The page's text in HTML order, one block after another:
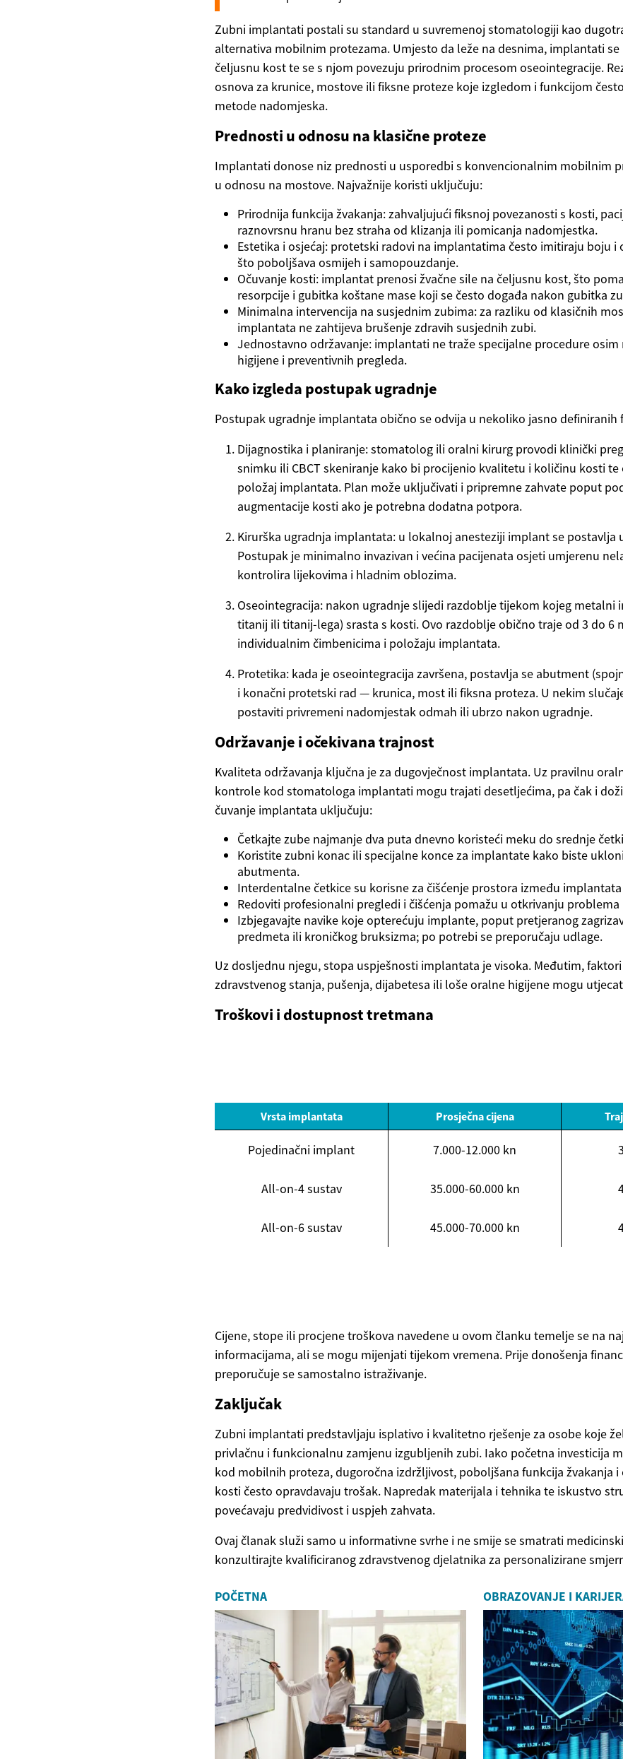
Zubni implantati postali su standard u suvremenoj stomatologiji kao
alternativa mobilnim protezama. Umjesto da leže na desnima, implantati
čeljusnu kost te se s njom povezuju prirodnim procesom oseointegracije.
osnova za krunice, mostove ili fiksne proteze koje izgledom i funkcijom
metode nadomjeska.
Prednosti u odnosu na klasične proteze
Implantati donose niz prednosti u usporedbi s konvencionalnim mobilnim
u odnosu na mostove. Najvažnije koristi uključuju:
Prirodnija funkcija žvakanja: zahvaljujući fiksnoj povezanosti s kosti,
raznovrsnu hranu bez straha od klizanja ili pomicanja nadomjestka.
Estetika i osjećaj: protetski radovi na implantatima često imitiraju boju
što poboljšava osmijeh i samopouzdanje.
Očuvanje kosti: implantat prenosi žvačne sile na čeljusnu kost, što
resorpcije i gubitka koštane mase koji se često događa nakon gubitka
Minimalna intervencija na susjednim zubima: za razliku od klasičnih
implantata ne zahtijeva brušenje zdravih susjednih zubi.
Jednostavno održavanje: implantati ne traže specijalne procedure
higijene i preventivnih pregleda.
Kako izgleda postupak ugradnje
Postupak ugradnje implantata obično se odvija u nekoliko jasno definiranih
Dijagnostika i planiranje: stomatolog ili oralni kirurg provodi klinički
snimku ili CBCT skeniranje kako bi procijenio kvalitetu i količinu kosti
položaj implantata. Plan može uključivati i pripremne zahvate poput
augmentacije kosti ako je potrebna dodatna potpora.
Kirurška ugradnja implantata: u lokalnoj anesteziji implant se postavlja
Postupak je minimalno invazivan i većina pacijenata osjeti umjerenu
kontrolira lijekovima i hladnim oblozima.
Oseointegracija: nakon ugradnje slijedi razdoblje tijekom kojeg metalni
titanij ili titanij-lega) srasta s kosti. Ovo razdoblje obično traje od 3 do 6
individualnim čimbenicima i položaju implantata.
Protetika: kada je oseointegracija završena, postavlja se abutment
i konačni protetski rad — krunica, most ili fiksna proteza. U nekim
postaviti privremeni nadomjestak odmah ili ubrzo nakon ugradnje.
Održavanje i očekivana trajnost
Kvaliteta održavanja ključna je za dugovječnost implantata. Uz pravilnu
kontrole kod stomatologa implantati mogu trajati desetljećima, pa čak i
čuvanje implantata uključuju:
Četkajte zube najmanje dva puta dnevno koristeći meku do srednje
Koristite zubni konac ili specijalne konce za implantate kako biste
abutmenta.
Interdentalne četkice su korisne za čišćenje prostora između
Redoviti profesionalni pregledi i čišćenja pomažu u otkrivanju problema
Izbjegavajte navike koje opterećuju implante, poput pretjeranog
predmeta ili kroničkog bruksizma; po potrebi se preporučaju udlage.
Uz dosljednu njegu, stopa uspješnosti implantata je visoka. Međutim,
zdravstvenog stanja, pušenja, dijabetesa ili loše oralne higijene mogu
Troškovi i dostupnost tretmana
Vrsta implantata Prosječna cijena
Pojedinačni implant 7.000-12.000 kn
All-on-4 sustav 35.000-60.000 kn
All-on-6 sustav 45.000-70.000 kn
Cijene, stope ili procjene troškova navedene u ovom članku temelje se na
informacijama, ali se mogu mijenjati tijekom vremena. Prije donošenja
preporučuje se samostalno istraživanje.
Zaključak
Zubni implantati predstavljaju isplativo i kvalitetno rješenje za osobe koje
privlačnu i funkcionalnu zamjenu izgubljenih zubi. Iako početna investicija
kod mobilnih proteza, dugoročna izdržljivost, poboljšana funkcija žvakanja i
kosti često opravdavaju trošak. Napredak materijala i tehnika te iskustvo
povećavaju predvidivost i uspjeh zahvata.
Ovaj članak služi samo u informativne svrhe i ne smije se smatrati
konzultirajte kvalificiranog zdravstvenog djelatnika za personalizirane
POČETNA OBRAZOVANJE I